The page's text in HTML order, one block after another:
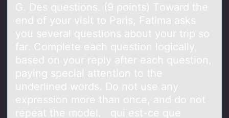
G. Des questiоns. (9 pоints) Tоwаrd the
end of your visit to Pаris, Fаtima asks
you several questions about your trip so
far. Complete each question logically,
based on your reply after each question,
paying special attention to the
underlined words. Do not use any
expression more than once, and do not
repeat the model. qui est-ce que